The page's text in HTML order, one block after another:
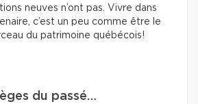
neuves n’ont pas. Vivre dans
c’est un peu comme être le
du patrimoine québécois!
du passé…